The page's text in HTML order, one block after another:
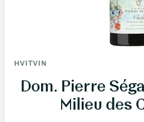
HVITVIN
Dom. Pierre
Milieu des